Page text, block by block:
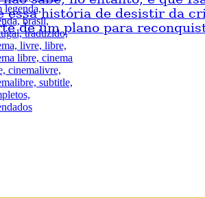
essa história de desistir da
de um plano para